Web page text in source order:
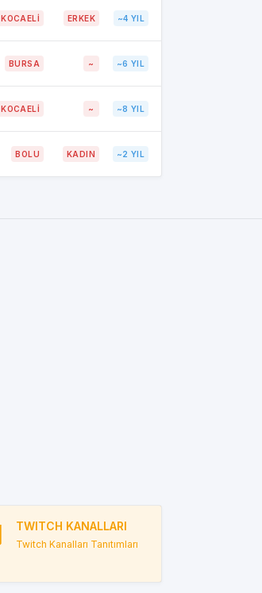
KOCAELİ ERKEK ~4 YIL
BURSA ~ ~6 YIL
KOCAELİ ~ ~8 YIL
BOLU KADIN ~2 YIL
TWITCH KANALLARI
Twitch Kanalları Tanıtımları